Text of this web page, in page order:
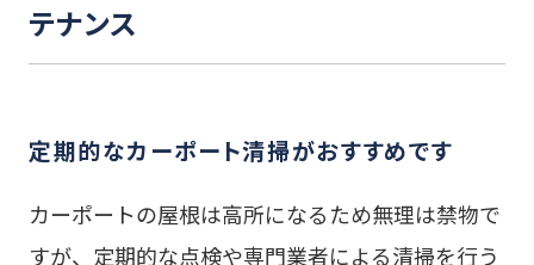
テナンス
定期的なカーポート清掃がおすすめです
カーポートの屋根は高所になるため無理は禁物で
すが、定期的な点検や専門業者による清掃を行う